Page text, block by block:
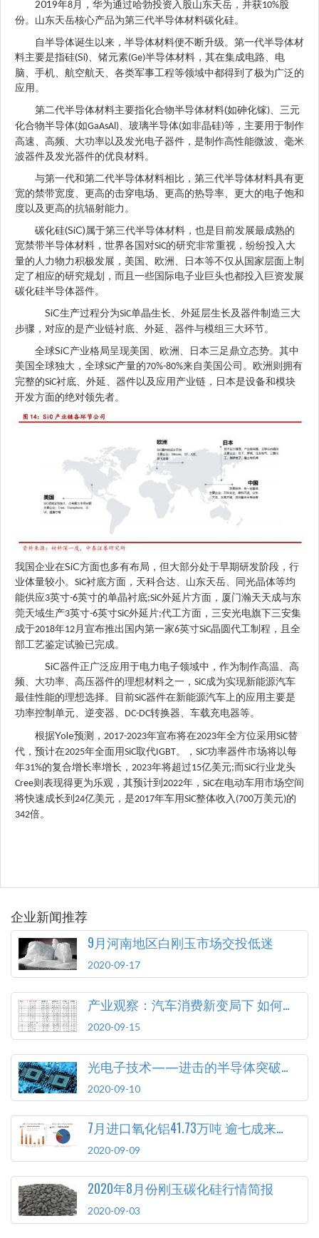
2019年8月，华为通过哈勃投资入股山东天岳，并获10%股
份。山东天岳核心产品为第三代半导体材料碳化硅。
自半导体诞生以来，半导体材料便不断升级。第一代半导体材
料主要是指硅(Si)、锗元素(Ge)半导体材料，其在集成电路、电
脑、手机、航空航天、各类军事工程等领域中都得到了极为广泛的
应用。
第二代半导体材料主要指化合物半导体材料(如砷化镓)、三元
化合物半导体(如GaAsAl)、玻璃半导体(如非晶硅)等，主要用于制作
高速、高频、大功率以及发光电子器件，是制作高性能微波、毫米
波器件及发光器件的优良材料。
与第一代和第二代半导体材料相比，第三代半导体材料具有更
宽的禁带宽度、更高的击穿电场、更高的热导率、更大的电子饱和
度以及更高的抗辐射能力。
碳化硅(SiC) 属于第三代半导体材料，也是目前发展最成熟的
宽禁带半导体材料，世界各国对SiC的研究非常重视，纷纷投入大
量的人力物力积极发展，美国、欧洲、日本等不仅从国家层面上制
定了相应的研究规划，而且一些国际电子业巨头也都投入巨资发展
碳化硅半导体器件。
SiC生产过程分为SiC单晶生长、外延层生长及器件制造三大
步骤，对应的是产业链衬底、外延、器件与模组三大环节。
全球SiC产业格局呈现美国、欧洲、日本三足鼎立态势。其中
美国全球独大，全球SiC产量的70%-80%来自美国公司。欧洲则拥有
完整的SiC衬底、外延、器件以及应用产业链，日本是设备和模块
开发方面的绝对领先者。
我国企业在SiC方面也多有布局，但大部分处于早期研发阶段，行
业体量较小。 SiC衬底方面，天科合达、山东天岳、同光晶体等均
能供应3英寸-6英寸的单晶衬底;SiC外延片方面，厦门瀚天天成与东
莞天域生产3英寸-6英寸SiC外延片;代工方面，三安光电旗下三安集
成于2018年12月宣布推出国内第一家6英寸SiC晶圆代工制程，且全
部工艺鉴定试验已完成。
SiC器件正广泛应用于电力电子领域中，作为制作高温、高
频、大功率、高压器件的理想材料之一， SiC成为实现新能源汽车
最佳性能的理想选择。目前SiC器件在新能源汽车上的应用主要是
功率控制单元、逆变器、 DC-DC转换器、车载充电器等。
根据Yole预测， 2017-2023年宣布将在2023年全方位采用SiC替
代，预计在2025年全面用SiC取代IGBT。， SiC功率器件市场将以每
年31%的复合增长率增长， 2023年将超过15亿美元;而SiC行业龙头
Cree则表现得更为乐观，其预计到 2022年， SiC在电动车用市场空间
将快速成长到 24亿美元，是2017年车用SiC整体收入 (700万美元)的
342倍。
企业新闻推荐
9月河南地区白刚玉市场交投低迷
2020-09-17
产业观察：汽车消费新变局下 如何顺应变化释放潜力
2020-09-15
光电子技术——进击的半导体突破口
2020-09-10
7月进口氧化铝41.73万吨 逾七成来自澳大利亚
2020-09-09
2020年8月份刚玉碳化硅行情简报
2020-09-03